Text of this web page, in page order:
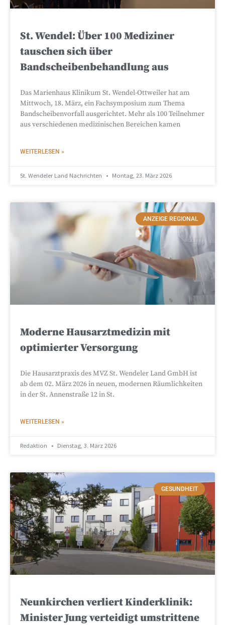
St. Wendel: Über 100 Mediziner
tauschen sich über
Bandscheibenbehandlung aus
Das Marienhaus Klinikum St. Wendel-Ottweiler hat am
Mittwoch, 18. März, ein Fachsymposium zum Thema
Bandscheibenvorfall ausgerichtet. Mehr als 100 Teilnehmer
aus verschiedenen medizinischen Bereichen kamen
WEITERLESEN »
St. Wendeler Land Nachrichten Montag, 23. März 2026
ANZEIGE REGIONAL
Moderne Hausarztmedizin mit
optimierter Versorgung
Die Hausarztpraxis des MVZ St. Wendeler Land GmbH ist
ab dem 02. März 2026 in neuen, modernen Räumlichkeiten
in der St. Annenstraße 12 in St.
WEITERLESEN »
Redaktion Dienstag, 3. März 2026
GESUNDHEIT
Neunkirchen verliert Kinderklinik:
Minister Jung verteidigt umstrittene